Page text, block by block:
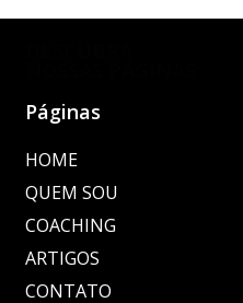
Páginas
HOME
QUEM SOU
COACHING
ARTIGOS
CONTATO